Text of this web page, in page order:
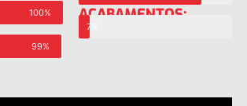
100%
99%
ACABAMENTOS:
7%